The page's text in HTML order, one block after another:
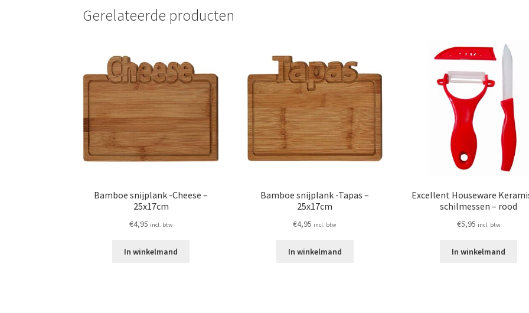
Gerelateerde producten
Bamboe snijplank -Cheese –
25x17cm
€4,95 incl. btw
In winkelmand
Bamboe snijplank -Tapas –
25x17cm
€4,95 incl. btw
In winkelmand
Excellent Houseware
schilmessen – rood
€5,95 incl. btw
In winkelmand